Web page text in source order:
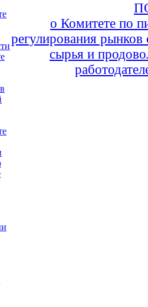
о Комитете по
регулирования рынков
сырья и